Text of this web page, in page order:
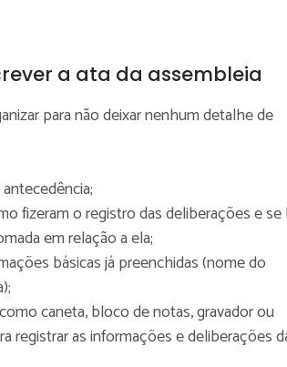
a ata da assembleia
para não deixar nenhum detalhe de
fizeram o registro das deliberações e se
em relação a ela;
básicas já preenchidas (nome do
caneta, bloco de notas, gravador ou
registrar as informações e deliberações